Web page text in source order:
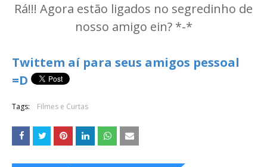
Rá!!! Agora estão ligados no segredinho de
nosso amigo ein? *-*
Twittem aí para seus amigos pessoal
=D
Tags: Filmes e Curtas